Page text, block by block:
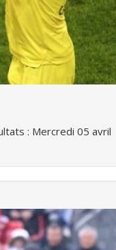
: Mercredi 05 avril